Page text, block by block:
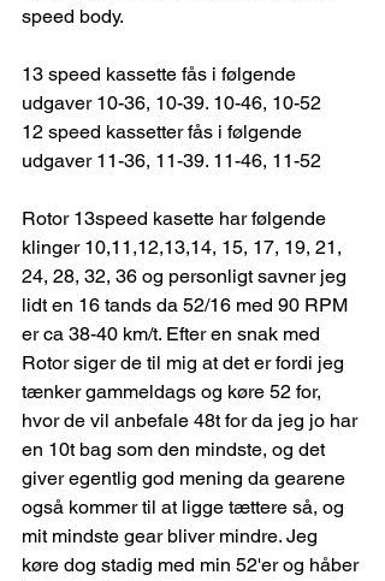
speed body.
13 speed kassette fås i følgende
udgaver 10-36, 10-39. 10-46, 10-52
12 speed kassetter fås i følgende
udgaver 11-36, 11-39. 11-46, 11-52
Rotor 13speed kasette har følgende
klinger 10,11,12,13,14, 15, 17, 19, 21,
24, 28, 32, 36 og personligt savner jeg
lidt en 16 tands da 52/16 med 90 RPM
er ca 38-40 km/t. Efter en snak med
Rotor siger de til mig at det er fordi jeg
tænker gammeldags og køre 52 for,
hvor de vil anbefale 48t for da jeg jo har
en 10t bag som den mindste, og det
giver egentlig god mening da gearene
også kommer til at ligge tættere så, og
mit mindste gear bliver mindre. Jeg
køre dog stadig med min 52'er og håber